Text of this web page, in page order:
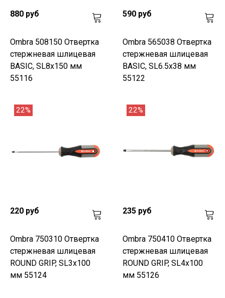
880 руб
Ombra 508150 Отвертка
стержневая шлицевая
BASIC, SL8х150 мм
55116
590 руб
Ombra 565038 Отвертка
стержневая шлицевая
BASIC, SL6.5х38 мм
55122
22%
220 руб
Ombra 750310 Отвертка
стержневая шлицевая
ROUND GRIP, SL3x100
мм 55124
22%
235 руб
Ombra 750410 Отвертка
стержневая шлицевая
ROUND GRIP, SL4x100
мм 55126